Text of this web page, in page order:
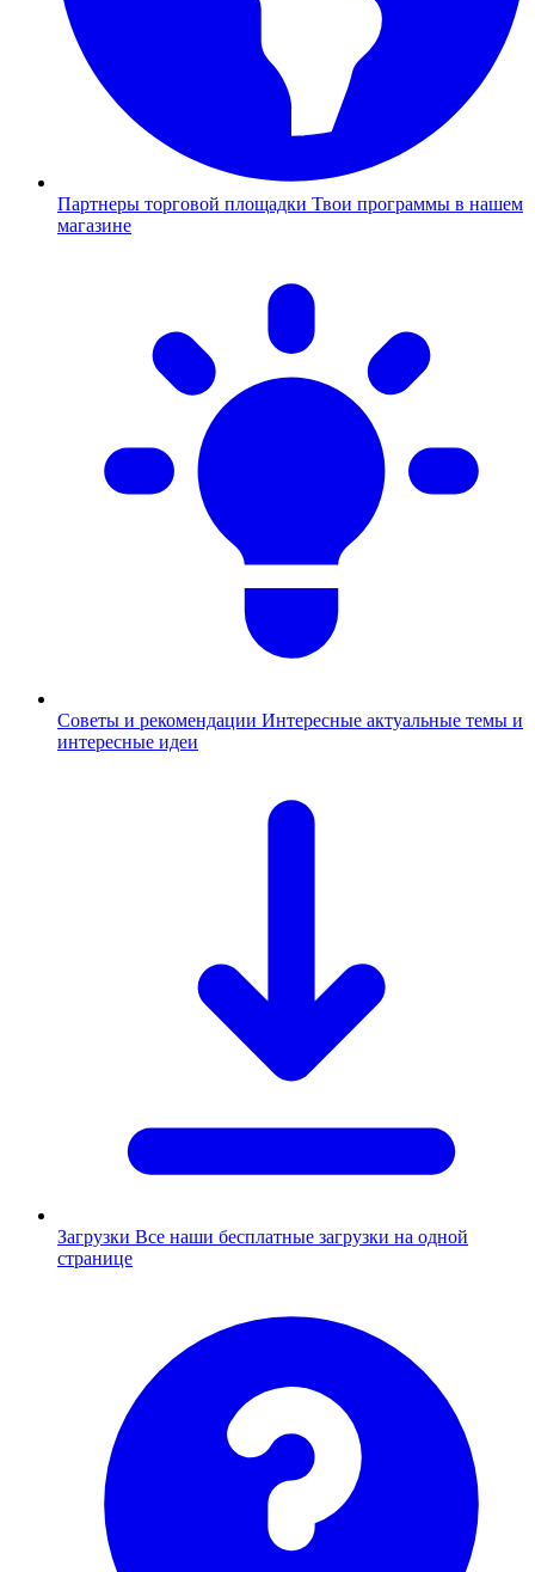
Партнеры торговой площадки Твои программы в нашем
магазине
Советы и рекомендации Интересные актуальные темы и
интересные идеи
Загрузки Все наши бесплатные загрузки на одной
странице